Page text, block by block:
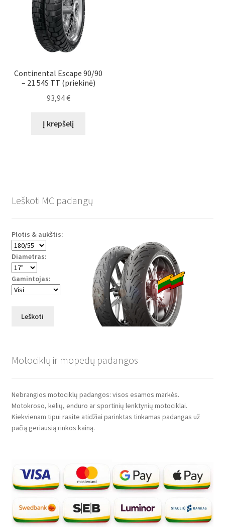
Continental Escape 90/90
– 21 54S TT (priekinė)
93,94€
Į krepšelį
Leškoti MC padangų
Plotis & aukštis:
Diametras:
Gamintojas:
Leškoti
Motociklų ir mopedų padangos
Nebrangios motociklų padangos: visos esamos markės.
Motokroso, kelių, enduro ar sportinių lenktynių motociklai.
Kiekvienam tipui rasite atidžiai parinktas tinkamas padangas už
pačią geriausią rinkos kainą.